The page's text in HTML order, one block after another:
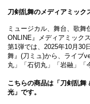
刀剣乱舞のメディアミック
ミュージカル、舞台、歌
ONLINE』メディアミック
第1弾では、2025年10月30
舞』(刀ミュ)から、ライブ
丸」「石切丸」「岩融」「
こちらの商品は「刀剣乱舞
光」です。